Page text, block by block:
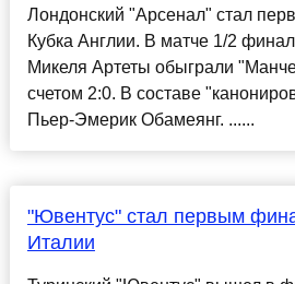
Лондонский "Арсенал" стал
Кубка Англии. В матче 1/2
Микеля Артеты обыграли
счетом 2:0. В составе
Пьер-Эмерик Обамеянг. ......
"Ювентус" стал первым
Италии